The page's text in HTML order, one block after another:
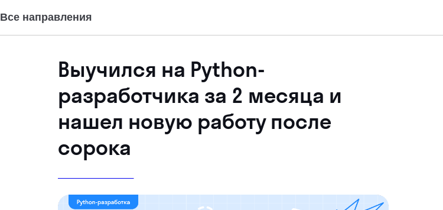
Все направления
Выучился на Python-
разработчика за 2 месяца и
нашел новую работу после
сорока